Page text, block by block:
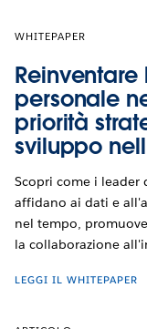
WHITEPAPER
personale
priorità
sviluppo
Scopri come i leader
affidano ai dati e
nel tempo,
la collaborazione
LEGGI IL WHITEPAPER